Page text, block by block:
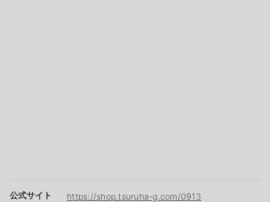
公式サイト https://shop.tsuruha-g.com/0913